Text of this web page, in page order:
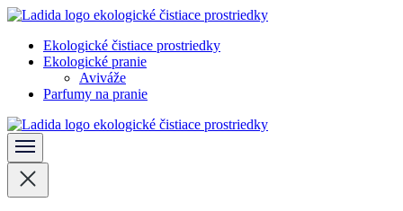
Skočiť
obsah
(stlačte
Ladida
Ekologické čistiace prostriedky
Ekologické pranie
Aviváže
Parfumy na pranie
Ladida